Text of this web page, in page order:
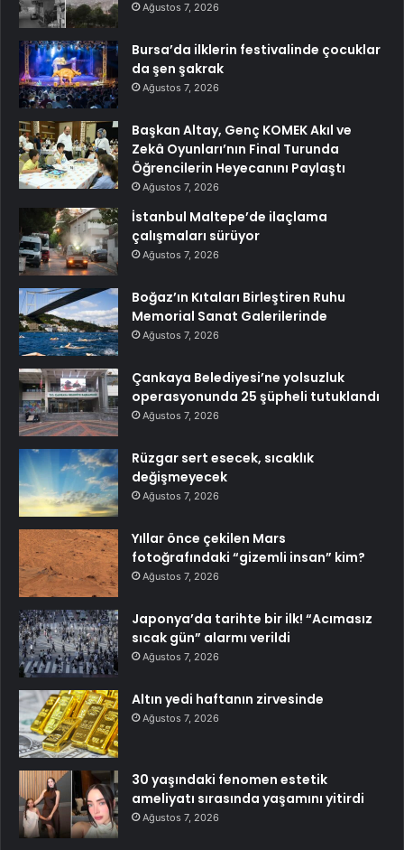
Ağustos 7, 2026
Bursa’da ilklerin festivalinde çocuklar
da şen şakrak
Ağustos 7, 2026
Başkan Altay, Genç KOMEK Akıl ve
Zekâ Oyunları’nın Final Turunda
Öğrencilerin Heyecanını Paylaştı
Ağustos 7, 2026
İstanbul Maltepe’de ilaçlama
çalışmaları sürüyor
Ağustos 7, 2026
Boğaz’ın Kıtaları Birleştiren Ruhu
Memorial Sanat Galerilerinde
Ağustos 7, 2026
Çankaya Belediyesi’ne yolsuzluk
operasyonunda 25 şüpheli tutuklandı
Ağustos 7, 2026
Rüzgar sert esecek, sıcaklık
değişmeyecek
Ağustos 7, 2026
Yıllar önce çekilen Mars
fotoğrafındaki “gizemli insan” kim?
Ağustos 7, 2026
Japonya’da tarihte bir ilk! “Acımasız
sıcak gün” alarmı verildi
Ağustos 7, 2026
Altın yedi haftanın zirvesinde
Ağustos 7, 2026
30 yaşındaki fenomen estetik
ameliyatı sırasında yaşamını yitirdi
Ağustos 7, 2026